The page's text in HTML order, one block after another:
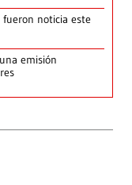
noticia este
emisión